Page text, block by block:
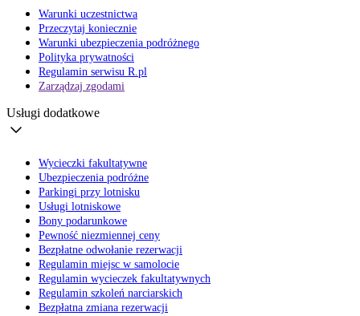
Warunki uczestnictwa
Przeczytaj koniecznie
Warunki ubezpieczenia podróżnego
Polityka prywatności
Regulamin serwisu R.pl
Zarządzaj zgodami
Usługi dodatkowe
Wycieczki fakultatywne
Ubezpieczenia podróżne
Parkingi przy lotnisku
Usługi lotniskowe
Bony podarunkowe
Pewność niezmiennej ceny
Bezpłatne odwołanie rezerwacji
Regulamin miejsc w samolocie
Regulamin wycieczek fakultatywnych
Regulamin szkoleń narciarskich
Bezpłatna zmiana rezerwacji